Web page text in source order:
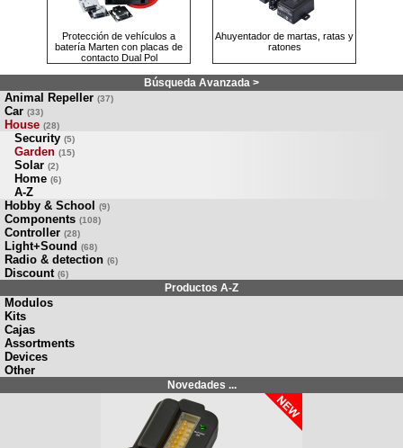
Protección de vehículos a
batería Marten con placas de
contacto Dual Pol
Ahuyentador de martas, ratas y
ratones
Búsqueda Avanzada >
Animal Repeller (37)
Car (33)
House (28)
Security (5)
Garden (15)
Solar (2)
Home (6)
A-Z
Hobby & School (9)
Components (108)
Controller (28)
Light+Sound (68)
Radio & detection (6)
Discount (6)
Productos A-Z
Modulos
Kits
Cajas
Assortments
Devices
Other
Novedades ...